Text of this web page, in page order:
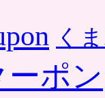
く
ーポン